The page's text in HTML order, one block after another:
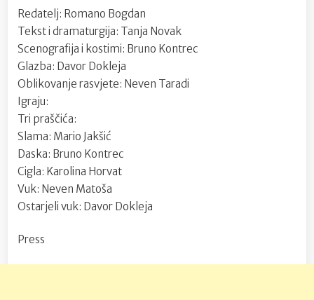
Redatelj: Romano Bogdan
Tekst i dramaturgija: Tanja Novak
Scenografija i kostimi: Bruno Kontrec
Glazba: Davor Dokleja
Oblikovanje rasvjete: Neven Taradi
Igraju:
Tri praščića:
Slama: Mario Jakšić
Daska: Bruno Kontrec
Cigla: Karolina Horvat
Vuk: Neven Matoša
Ostarjeli vuk: Davor Dokleja
Press